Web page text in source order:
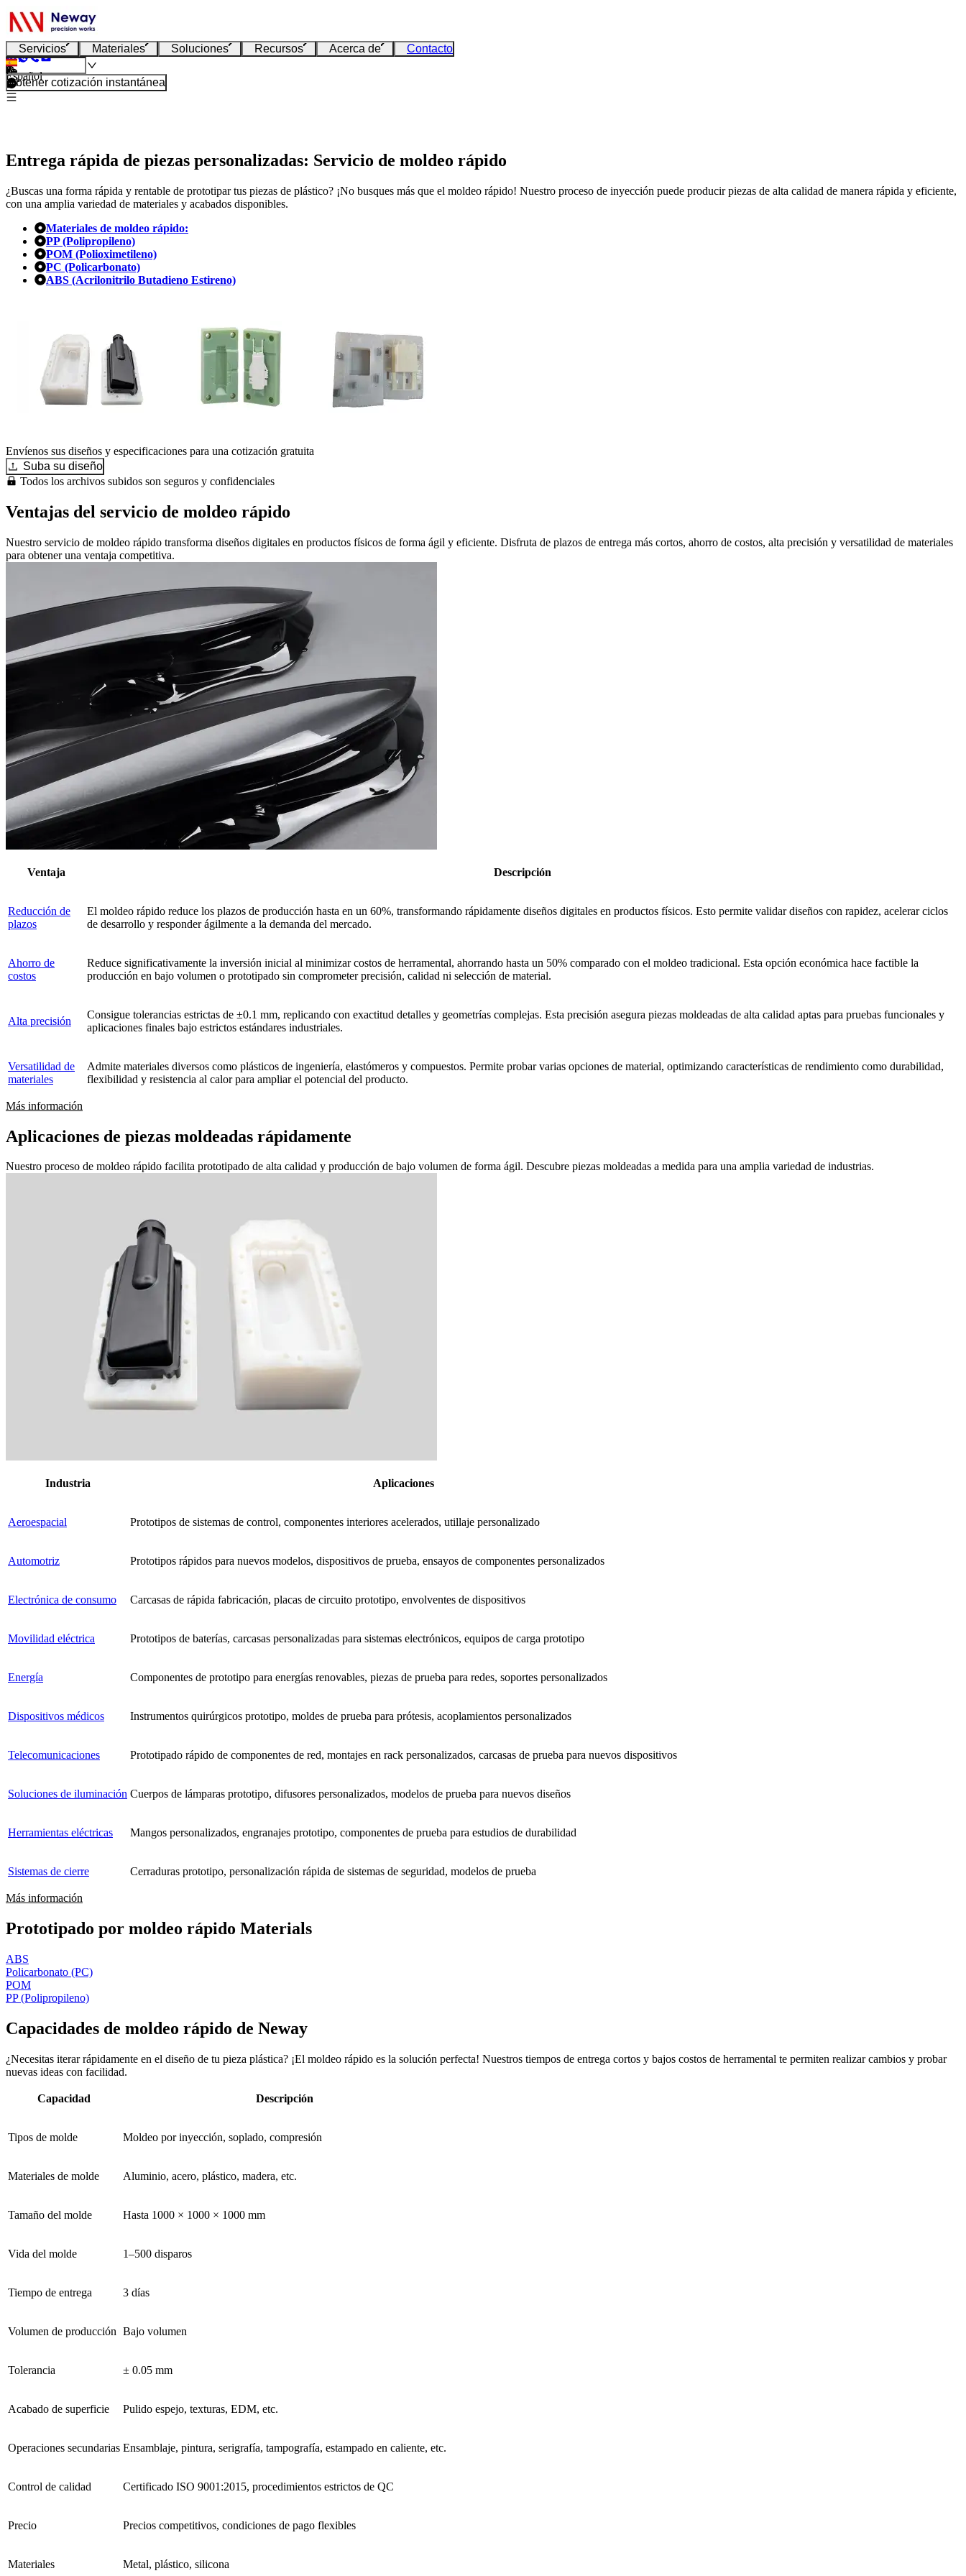
Servicios Materiales Soluciones Recursos Acerca de Contacto
Español
Obtener cotización instantánea
Entrega rápida de piezas personalizadas: Servicio de moldeo rápido
¿Buscas una forma rápida y rentable de prototipar tus piezas de plástico? ¡No busques más que el moldeo rápido! Nuestro proceso de inyección puede producir piezas de alta calidad de manera rápida y eficiente,
con una amplia variedad de materiales y acabados disponibles.
Materiales de moldeo rápido:
PP (Polipropileno)
POM (Polioximetileno)
PC (Policarbonato)
ABS (Acrilonitrilo Butadieno Estireno)
Envíenos sus diseños y especificaciones para una cotización gratuita
Suba su diseño
Todos los archivos subidos son seguros y confidenciales
Ventajas del servicio de moldeo rápido
Nuestro servicio de moldeo rápido transforma diseños digitales en productos físicos de forma ágil y eficiente. Disfruta de plazos de entrega más cortos, ahorro de costos, alta precisión y versatilidad de materiales
para obtener una ventaja competitiva.
Ventaja Descripción
Reducción de
plazos
El moldeo rápido reduce los plazos de producción hasta en un 60%, transformando rápidamente diseños digitales en productos físicos. Esto permite validar diseños con rapidez, acelerar ciclos
de desarrollo y responder ágilmente a la demanda del mercado.
Ahorro de
costos
Reduce significativamente la inversión inicial al minimizar costos de herramental, ahorrando hasta un 50% comparado con el moldeo tradicional. Esta opción económica hace factible la
producción en bajo volumen o prototipado sin comprometer precisión, calidad ni selección de material.
Alta precisión
Consigue tolerancias estrictas de ±0.1 mm, replicando con exactitud detalles y geometrías complejas. Esta precisión asegura piezas moldeadas de alta calidad aptas para pruebas funcionales y
aplicaciones finales bajo estrictos estándares industriales.
Versatilidad de
materiales
Admite materiales diversos como plásticos de ingeniería, elastómeros y compuestos. Permite probar varias opciones de material, optimizando características de rendimiento como durabilidad,
flexibilidad y resistencia al calor para ampliar el potencial del producto.
Más información
Aplicaciones de piezas moldeadas rápidamente
Nuestro proceso de moldeo rápido facilita prototipado de alta calidad y producción de bajo volumen de forma ágil. Descubre piezas moldeadas a medida para una amplia variedad de industrias.
Industria Aplicaciones
Aeroespacial Prototipos de sistemas de control, componentes interiores acelerados, utillaje personalizado
Automotriz Prototipos rápidos para nuevos modelos, dispositivos de prueba, ensayos de componentes personalizados
Electrónica de consumo Carcasas de rápida fabricación, placas de circuito prototipo, envolventes de dispositivos
Movilidad eléctrica Prototipos de baterías, carcasas personalizadas para sistemas electrónicos, equipos de carga prototipo
Energía Componentes de prototipo para energías renovables, piezas de prueba para redes, soportes personalizados
Dispositivos médicos Instrumentos quirúrgicos prototipo, moldes de prueba para prótesis, acoplamientos personalizados
Telecomunicaciones Prototipado rápido de componentes de red, montajes en rack personalizados, carcasas de prueba para nuevos dispositivos
Soluciones de iluminación Cuerpos de lámparas prototipo, difusores personalizados, modelos de prueba para nuevos diseños
Herramientas eléctricas Mangos personalizados, engranajes prototipo, componentes de prueba para estudios de durabilidad
Sistemas de cierre Cerraduras prototipo, personalización rápida de sistemas de seguridad, modelos de prueba
Más información
Prototipado por moldeo rápido Materials
ABS
Policarbonato (PC)
POM
PP (Polipropileno)
Capacidades de moldeo rápido de Neway
¿Necesitas iterar rápidamente en el diseño de tu pieza plástica? ¡El moldeo rápido es la solución perfecta! Nuestros tiempos de entrega cortos y bajos costos de herramental te permiten realizar cambios y probar
nuevas ideas con facilidad.
Capacidad Descripción
Tipos de molde Moldeo por inyección, soplado, compresión
Materiales de molde Aluminio, acero, plástico, madera, etc.
Tamaño del molde Hasta 1000 × 1000 × 1000 mm
Vida del molde 1–500 disparos
Tiempo de entrega 3 días
Volumen de producción Bajo volumen
Tolerancia ± 0.05 mm
Acabado de superficie Pulido espejo, texturas, EDM, etc.
Operaciones secundarias Ensamblaje, pintura, serigrafía, tampografía, estampado en caliente, etc.
Control de calidad Certificado ISO 9001:2015, procedimientos estrictos de QC
Precio Precios competitivos, condiciones de pago flexibles
Materiales Metal, plástico, silicona